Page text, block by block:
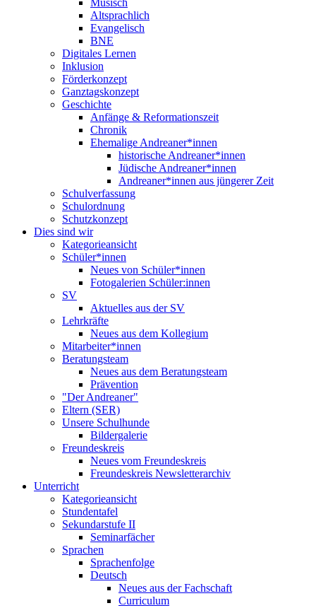
Musisch
Altsprachlich
Evangelisch
BNE
Digitales Lernen
Inklusion
Förderkonzept
Ganztagskonzept
Geschichte
Anfänge & Reformationszeit
Chronik
Ehemalige Andreaner*innen
historische Andreaner*innen
Jüdische Andreaner*innen
Andreaner*innen aus jüngerer Zeit
Schulverfassung
Schulordnung
Schutzkonzept
Dies sind wir
Kategorieansicht
Schüler*innen
Neues von Schüler*innen
Fotogalerien Schüler:innen
SV
Aktuelles aus der SV
Lehrkräfte
Neues aus dem Kollegium
Mitarbeiter*innen
Beratungsteam
Neues aus dem Beratungsteam
Prävention
"Der Andreaner"
Eltern (SER)
Unsere Schulhunde
Bildergalerie
Freundeskreis
Neues vom Freundeskreis
Freundeskreis Newsletterarchiv
Unterricht
Kategorieansicht
Stundentafel
Sekundarstufe II
Seminarfächer
Sprachen
Sprachenfolge
Deutsch
Neues aus der Fachschaft
Curriculum